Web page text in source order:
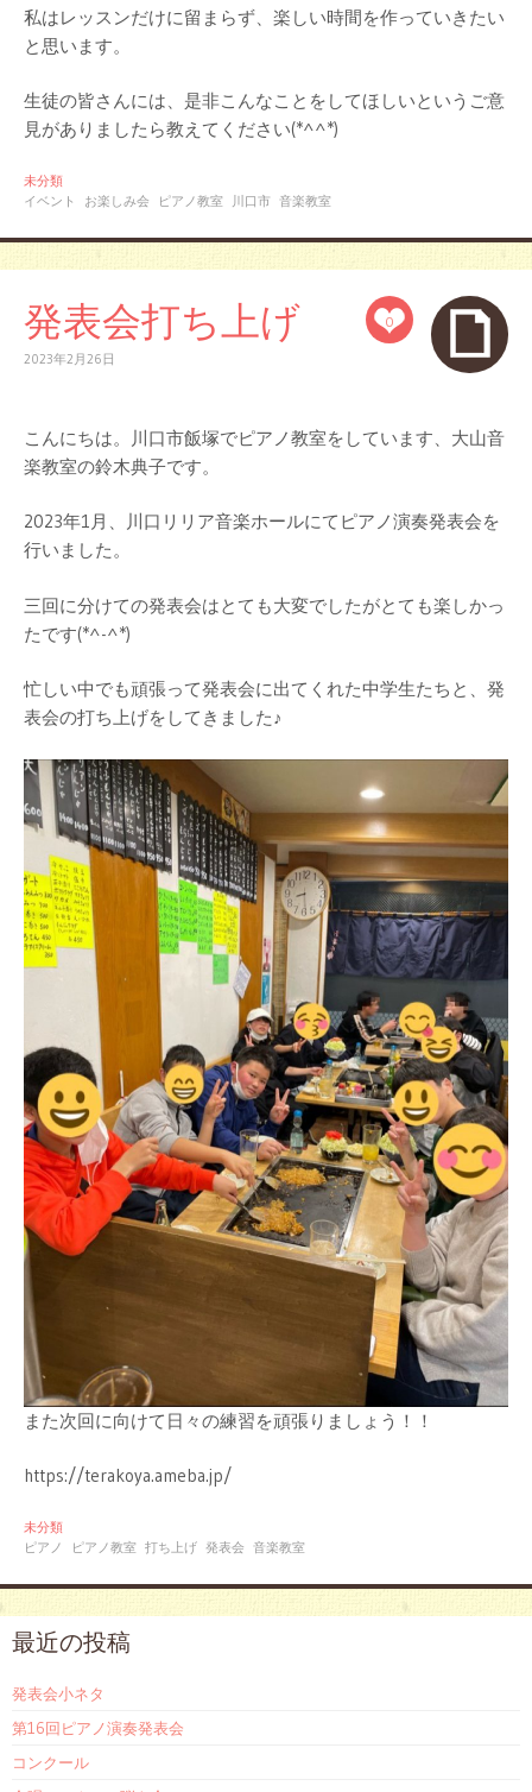
私はレッスンだけに留まらず、楽しい時間を作っていきたい
と思います。
生徒の皆さんには、是非こんなことをしてほしいというご意
見がありましたら教えてください(*^^*)
未分類
イベント
お楽しみ会 ピアノ教室 川口市 音楽教室
0
発表会打ち上げ
2023年2月26日
こんにちは。川口市飯塚でピアノ教室をしています、大山音
楽教室の鈴木典子です。
2023年1月、川口リリア音楽ホールにてピアノ演奏発表会を
行いました。
三回に分けての発表会はとても大変でしたがとても楽しかっ
たです(*^-^*)
忙しい中でも頑張って発表会に出てくれた中学生たちと、発
表会の打ち上げをしてきました♪
また次回に向けて日々の練習を頑張りましょう！！
https://terakoya.ameba.jp/
未分類
ピアノ
ピアノ教室 打ち上げ 発表会 音楽教室
最近の投稿
発表会小ネタ
第16回ピアノ演奏発表会
コンクール